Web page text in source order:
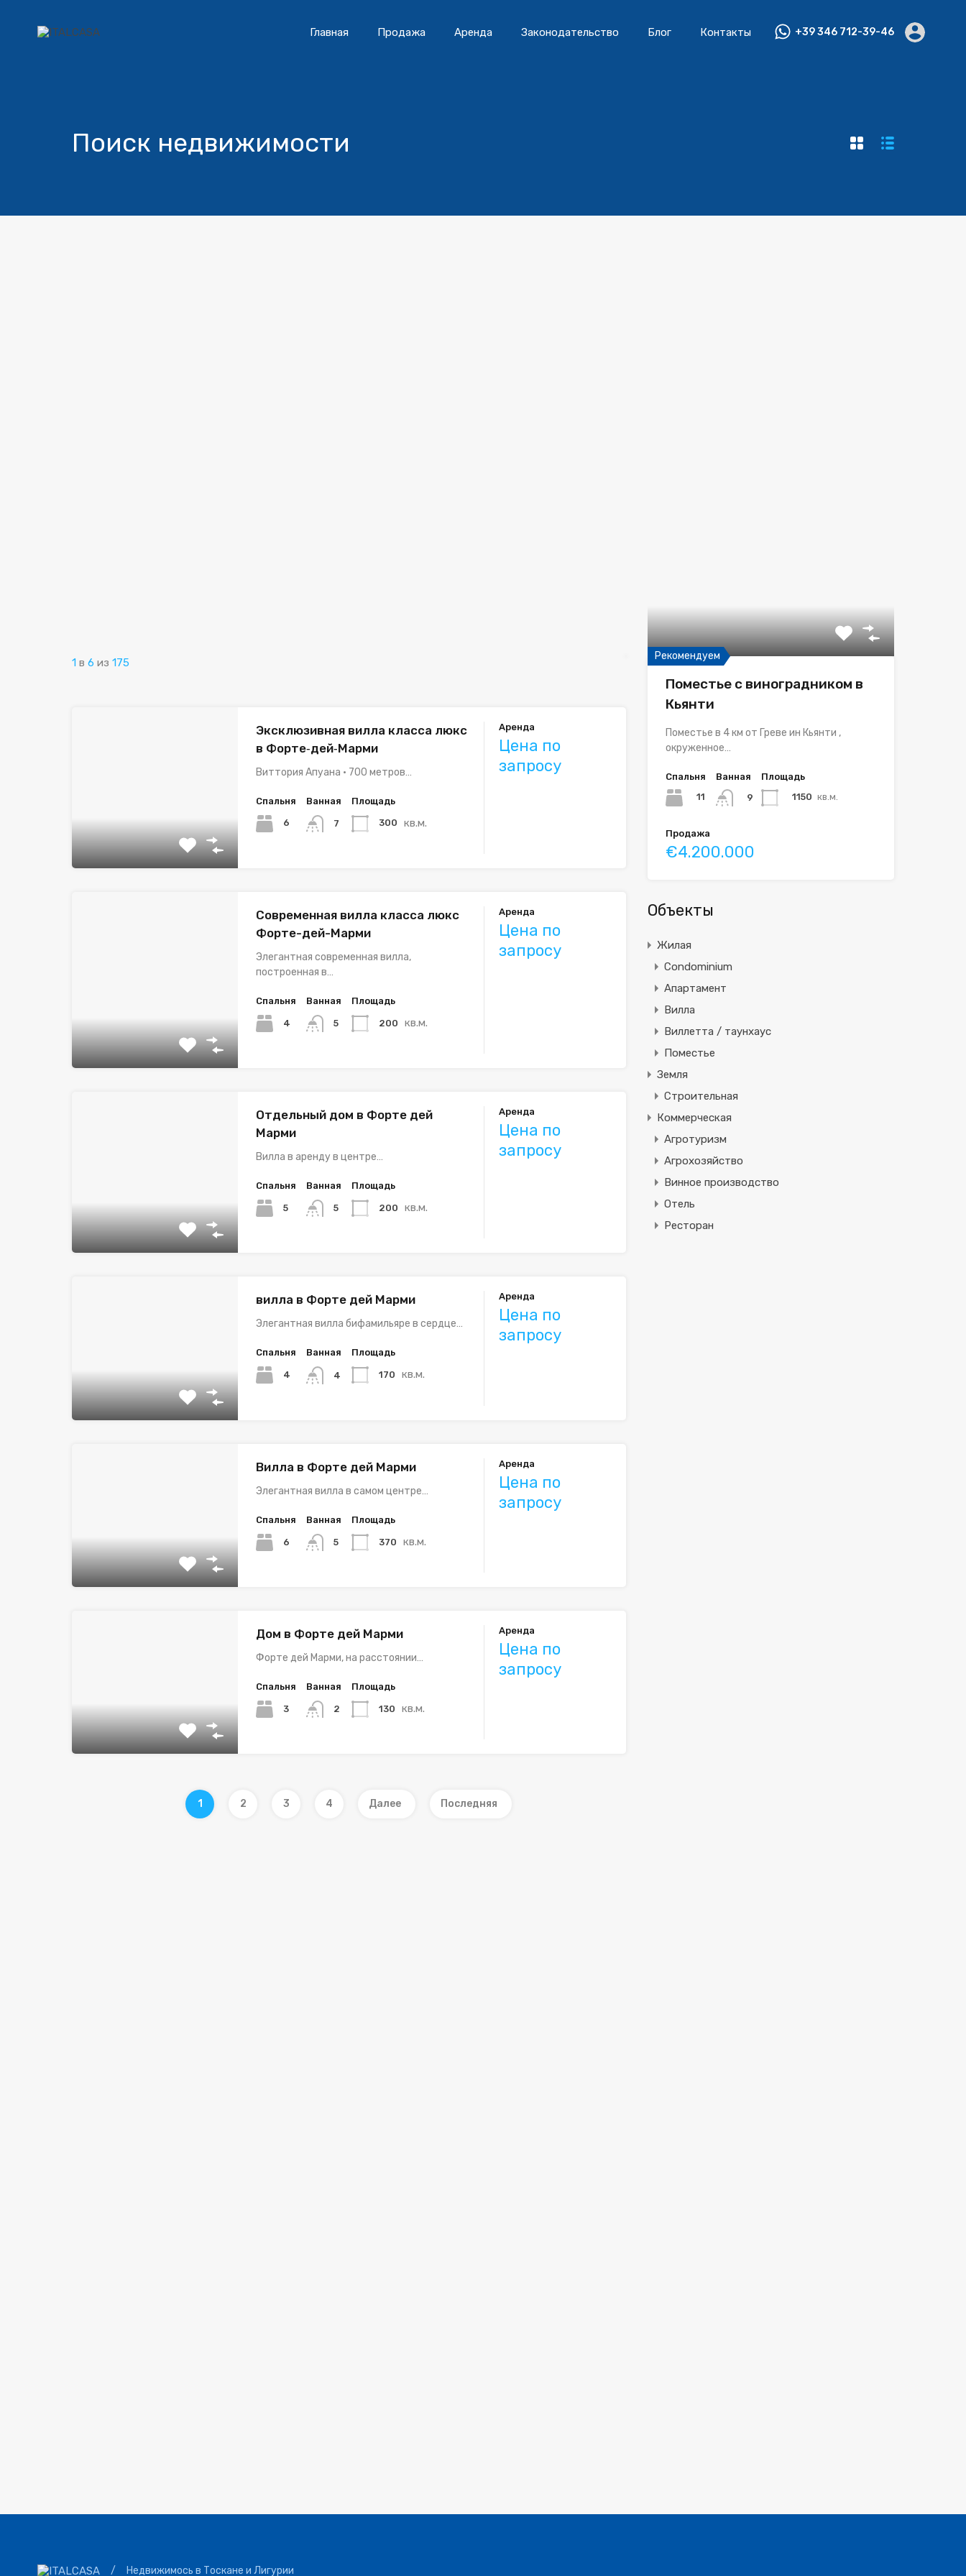
Главная Продажа Аренда Законодательство Блог Контакты +39 346 712-39-46
Поиск недвижимости
1 в 6 из 175
Эксклюзивная вилла класса люкс
в Форте‑дей‑Марми
Виттория Апуана • 700 метров…
Спальня
6
Ванная
7
Площадь
300 кв.м.
Аренда
Цена по
запросу
Современная вилла класса люкс
Форте-дей-Марми
Элегантная современная вилла,
построенная в…
Спальня
4
Ванная
5
Площадь
200 кв.м.
Аренда
Цена по
запросу
Отдельный дом в Форте дей
Марми
Вилла в аренду в центре…
Спальня
5
Ванная
5
Площадь
200 кв.м.
Аренда
Цена по
запросу
вилла в Форте дей Марми
Элегантная вилла бифамильяре в сердце…
Спальня
4
Ванная
4
Площадь
170 кв.м.
Аренда
Цена по
запросу
Вилла в Форте дей Марми
Элегантная вилла в самом центре…
Спальня
6
Ванная
5
Площадь
370 кв.м.
Аренда
Цена по
запросу
Дом в Форте дей Марми
Форте дей Марми, на расстоянии…
Спальня
3
Ванная
2
Площадь
130 кв.м.
Аренда
Цена по
запросу
1 2 3 4 Далее Последняя
Рекомендуем
Поместье с виноградником в
Кьянти
Поместье в 4 км от Греве ин Кьянти ,
окруженное…
Спальня
11
Ванная
9
Площадь
1150 кв.м.
Продажа
€4.200.000
Объекты
Жилая
Condominium
Апартамент
Вилла
Виллетта / таунхаус
Поместье
Земля
Строительная
Коммерческая
Агротуризм
Агрохозяйство
Винное производство
Отель
Ресторан
/ Недвижимось в Тоскане и Лигурии